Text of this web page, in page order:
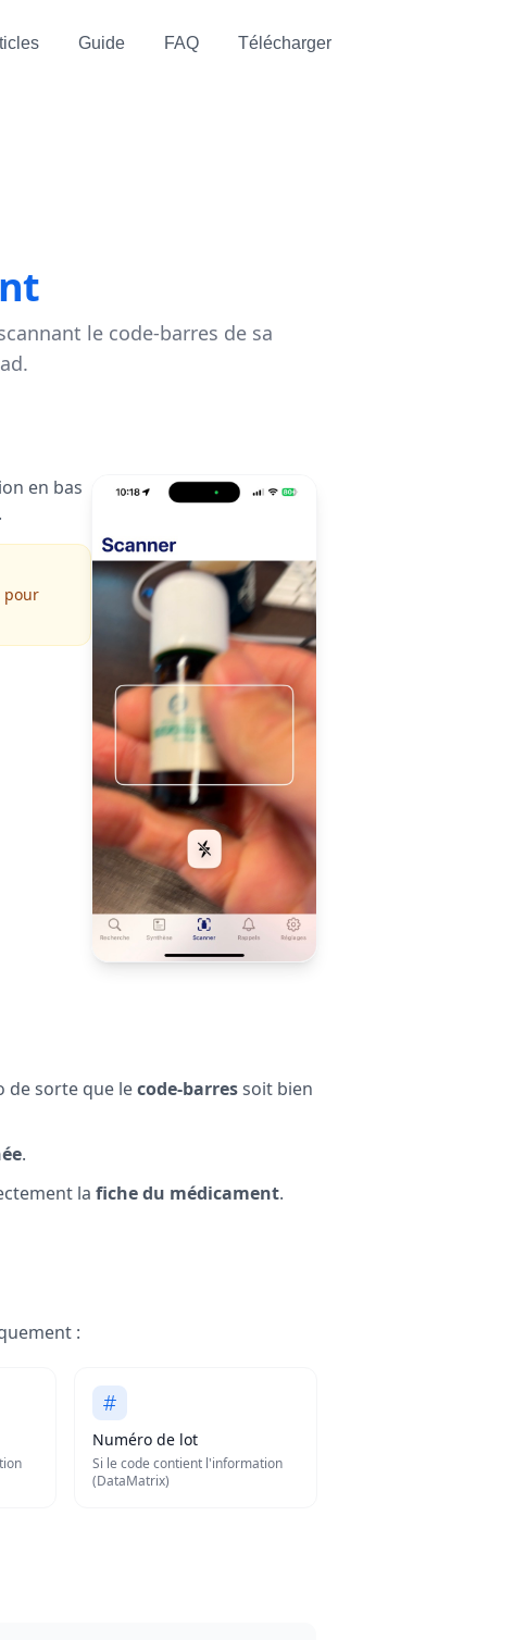
Guide FAQ Télécharger
le code-barres de sa
en bas
pour
de sorte que lecode-barressoit bien
.
la fiche du médicament.
:
Numéro de lot
Si le code contient l'information
(DataMatrix)